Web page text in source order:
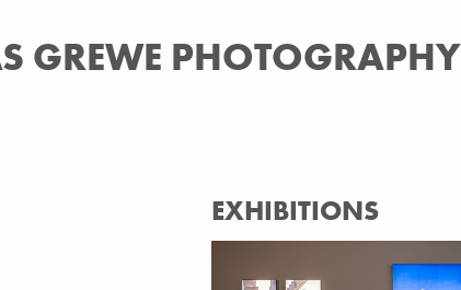
GREWE PHOTOGRAPHY
EXHIBITIONS